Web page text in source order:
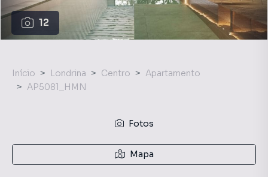
12
Início Londrina Centro
Apartamento
AP5081_HMN
Fotos
Mapa